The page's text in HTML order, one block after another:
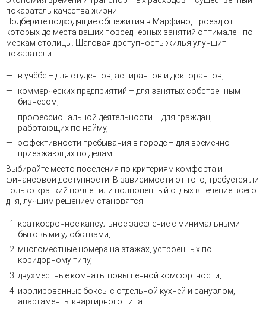
показатель качества жизни.
Подберите подходящие общежития в Марфино, проезд от
которых до места ваших повседневных занятий оптимален по
меркам столицы. Шаговая доступность жилья улучшит
показатели
в учёбе – для студентов, аспирантов и докторантов,
коммерческих предприятий – для занятых собственным
бизнесом,
профессиональной деятельности – для граждан,
работающих по найму,
эффективности пребывания в городе – для временно
приезжающих по делам.
Выбирайте место поселения по критериям комфорта и
финансовой доступности. В зависимости от того, требуется ли
только краткий ночлег или полноценный отдых в течение всего
дня, лучшим решением становятся:
краткосрочное капсульное заселение с минимальными
бытовыми удобствами,
многоместные номера на этажах, устроенных по
коридорному типу,
двухместные комнаты повышенной комфортности,
изолированные боксы с отдельной кухней и санузлом,
апартаменты квартирного типа.